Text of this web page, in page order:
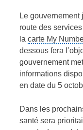
Le
route des
la carte My
dessous fera
gouvernement
informations
en date du 5
Dans les
santé sera